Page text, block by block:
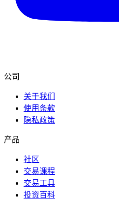
公司
关于我们
使用条款
隐私政策
产品
社区
交易课程
交易工具
投资百科